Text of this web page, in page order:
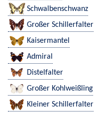
Schwalbenschwanz
Großer Schillerfalter
Kaisermantel
Admiral
Distelfalter
Großer Kohlweißling
Kleiner Schillerfalter